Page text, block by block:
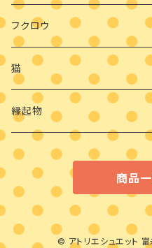
日めくりカレンダーオハナとイ
フクロウ
猫
縁起物
商品
© アトリエシュエット